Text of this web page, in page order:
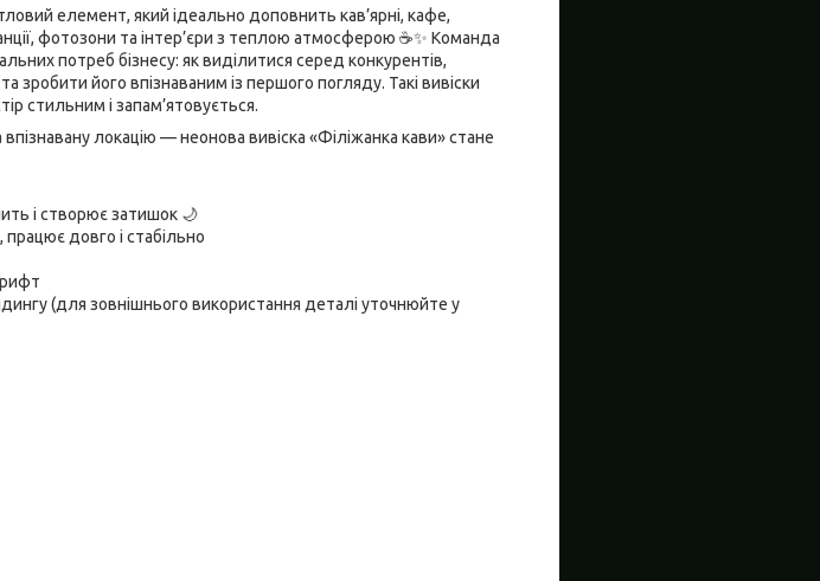
елемент, який ідеально доповнить кав’ярні, кафе,
фотозони та інтер’єри з теплою атмосферою ☕✨ Команда
потреб бізнесу: як виділитися серед конкурентів,
зробити його впізнаваним із першого погляду. Такі вивіски
стильним і запам’ятовується.
локацію — неонова вивіска «Філіжанка кави» стане
і створює затишок 🌙
працює довго і стабільно
(для зовнішнього використання деталі уточнюйте у